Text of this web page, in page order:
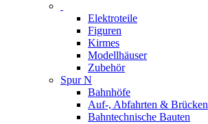
Elektroteile
Figuren
Kirmes
Modellhäuser
Zubehör
Spur N
Bahnhöfe
Auf-, Abfahrten & Brücken
Bahntechnische Bauten